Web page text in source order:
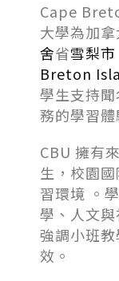
Cape
大學為加
舍省雪梨市
Breton
學生支持
務的學習體
CBU 擁有
生，校園
習環境 。
學、人文
強調小班
效。